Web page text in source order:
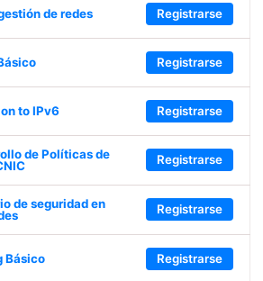
de redes Registrarse
Registrarse
to IPv6 Registrarse
de Políticas de
Registrarse
de seguridad en
Registrarse
Básico Registrarse